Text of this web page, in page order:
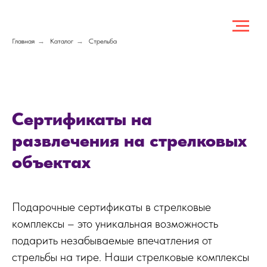
Главная → Каталог → Стрельба
Сертификаты на
развлечения на стрелковых
объектах
Подарочные сертификаты в стрелковые
комплексы – это уникальная возможность
подарить незабываемые впечатления от
стрельбы на тире. Наши стрелковые комплексы